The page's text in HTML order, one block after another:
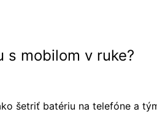
s mobilom v ruke?
šetriť batériu na telefóne a